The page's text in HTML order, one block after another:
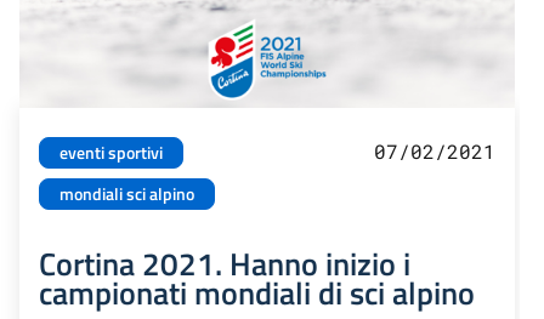
eventi sportivi
mondiali sci alpino
07/02/2021
Cortina 2021. Hanno inizio i
campionati mondiali di sci alpino